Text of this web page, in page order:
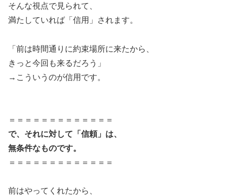
そんな視点で見られて、
満たしていれば「信用」されます。
「前は時間通りに約束場所に来たから、
きっと今回も来るだろう」
→こういうのが信用です。
＝＝＝＝＝＝＝＝＝＝＝＝＝
で、それに対して「信頼」は、
無条件なものです。
＝＝＝＝＝＝＝＝＝＝＝＝＝
前はやってくれたから、